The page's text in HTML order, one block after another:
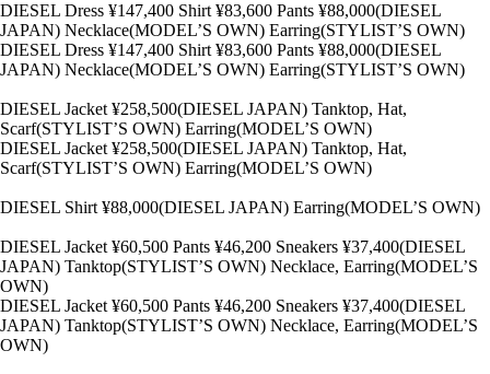
DIESEL Dress ¥147,400 Shirt ¥83,600 Pants ¥88,000(DIESEL
JAPAN) Necklace(MODEL’S OWN) Earring(STYLIST’S OWN)
DIESEL Dress ¥147,400 Shirt ¥83,600 Pants ¥88,000(DIESEL
JAPAN) Necklace(MODEL’S OWN) Earring(STYLIST’S OWN)
DIESEL Jacket ¥258,500(DIESEL JAPAN) Tanktop, Hat,
Scarf(STYLIST’S OWN) Earring(MODEL’S OWN)
DIESEL Jacket ¥258,500(DIESEL JAPAN) Tanktop, Hat,
Scarf(STYLIST’S OWN) Earring(MODEL’S OWN)
DIESEL Shirt ¥88,000(DIESEL JAPAN) Earring(MODEL’S OWN)
DIESEL Jacket ¥60,500 Pants ¥46,200 Sneakers ¥37,400(DIESEL
JAPAN) Tanktop(STYLIST’S OWN) Necklace, Earring(MODEL’S
OWN)
DIESEL Jacket ¥60,500 Pants ¥46,200 Sneakers ¥37,400(DIESEL
JAPAN) Tanktop(STYLIST’S OWN) Necklace, Earring(MODEL’S
OWN)